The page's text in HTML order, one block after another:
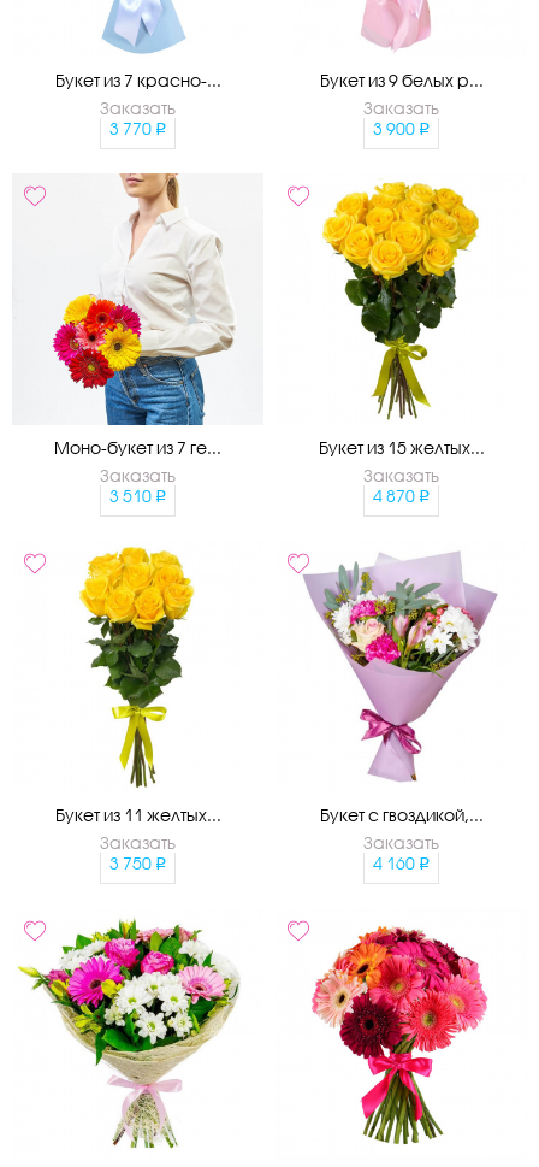
Букет из 7 красно-...
Заказать
3 770
Букет из 9 белых р...
Заказать
3 900
Моно-букет из 7 ге...
Заказать
3 510
Букет из 15 желтых...
Заказать
4 870
Букет из 11 желтых...
Заказать
3 750
Букет с гвоздикой,...
Заказать
4 160